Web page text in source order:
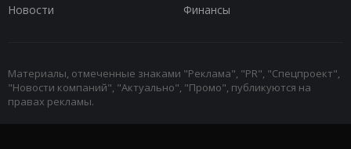
Новости
Финансы
Материалы, отмеченные знаками "Реклама", "PR", "Спецпроект",
"Новости компаний", "Актуально", "Промо", публикуются на
правах рекламы.